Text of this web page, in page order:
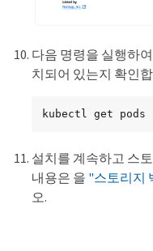
다음 명령을 실행하
치되어 있는지 확인
kubectl get
설치를 계속하고 스
내용은 을 "스토리지
오.